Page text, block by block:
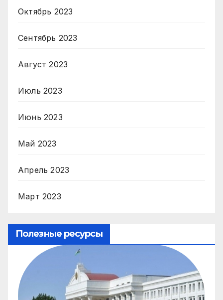
Октябрь 2023
Сентябрь 2023
Август 2023
Июль 2023
Июнь 2023
Май 2023
Апрель 2023
Март 2023
Полезные ресурсы